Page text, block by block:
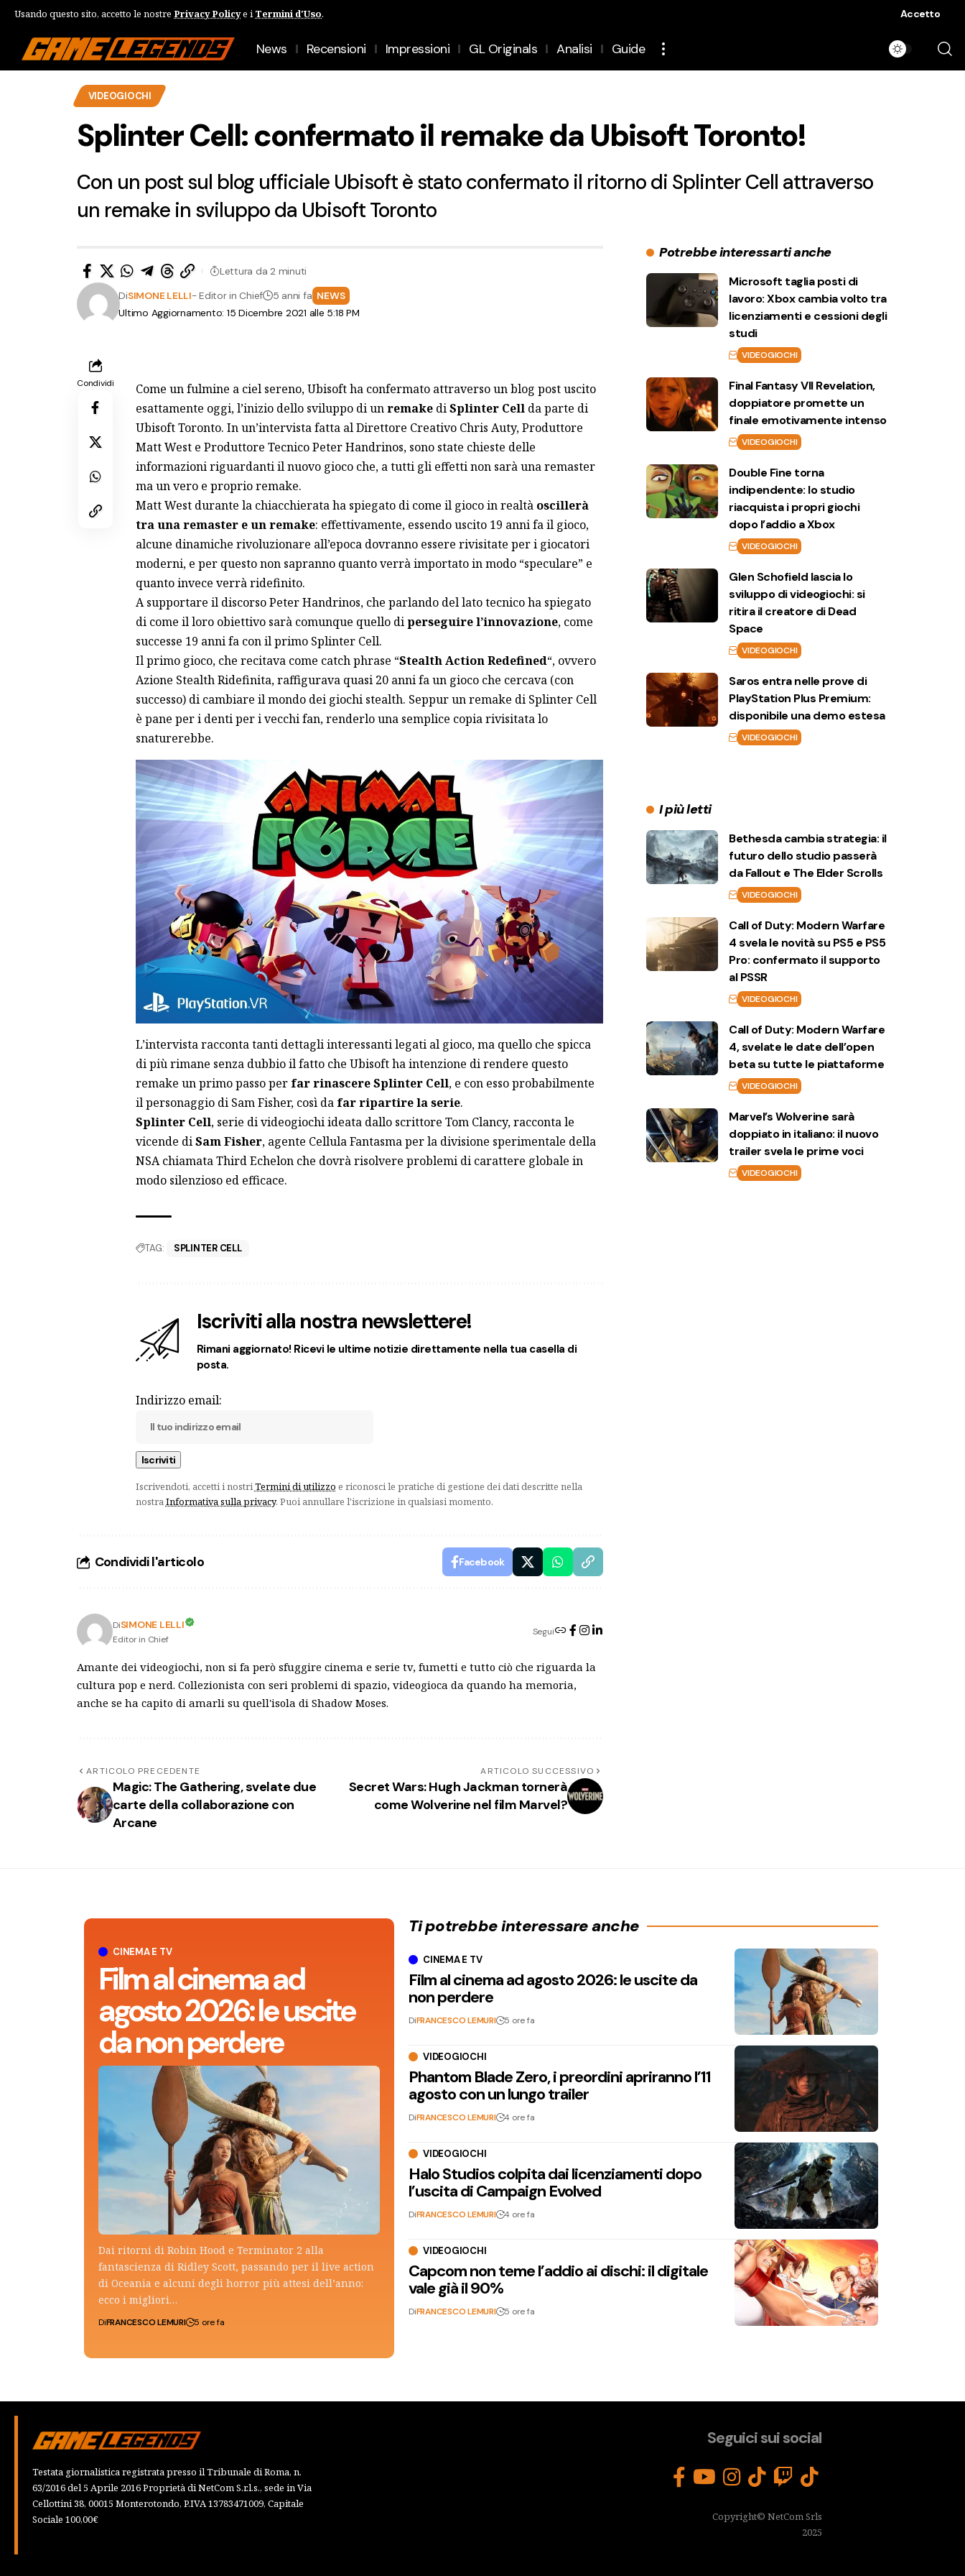
Usando questo sito, accetto le nostre Privacy Policye i Termini d'Uso. Accetto
News Recensioni Impressioni GL Originals Analisi Guide
VIDEOGIOCHI
Splinter Cell: confermato il remake da Ubisoft Toronto!
Con un post sul blog ufficiale Ubisoft è stato confermato il ritorno di Splinter Cell attraverso
un remake in sviluppo da Ubisoft Toronto
Ultimo Aggiornamento: 15 Dicembre 2021 alle 5:18 PM
DiSIMONE LELLI- Editor in Chief 5 anni fa NEWS
Lettura da 2 minuti
Condividi
Come un fulmine a ciel sereno, Ubisoft ha confermato attraverso un blog post uscito
esattamente oggi, l’inizio dello sviluppo di unremakediSplinter Cellda parte di
Ubisoft Toronto. In un’intervista fatta al Direttore Creativo Chris Auty, Produttore
Matt West e Produttore Tecnico Peter Handrinos, sono state chieste delle
informazioni riguardanti il nuovo gioco che, a tutti gli effetti non sarà una remaster
ma un vero e proprio remake.
Matt West durante la chiacchierata ha spiegato di come il gioco in realtà oscillerà
tra una remaster e un remake: effettivamente, essendo uscito 19 anni fa il gioco,
alcune dinamiche rivoluzionare all’epoca dovranno essere rivisitate per i giocatori
moderni, e per questo non sapranno quanto verrà importato in modo “speculare” e
quanto invece verrà ridefinito.
A supportare il discorso Peter Handrinos, che parlando del lato tecnico ha spiegato
di come il loro obiettivo sarà comunque quello diperseguire l’innovazione, come
successe 19 anni fa con il primo Splinter Cell.
Il primo gioco, che recitava come catch phrase “Stealth Action Redefined“, ovvero
Azione Stealth Ridefinita, raffigurava quasi 20 anni fa un gioco che cercava (con
successo) di cambiare il mondo dei giochi stealth. Seppur un remake di Splinter Cell
è pane per i denti per i vecchi fan, renderlo una semplice copia rivisitata lo
snaturerebbe.
L’intervistaracconta tanti dettagli interessanti legati al gioco, ma quello che spicca
di più rimane senza dubbio il fatto che Ubisoft ha intenzione di rendere questo
remake un primo passo per far rinascere Splinter Cell, e con esso probabilmente
il personaggio di Sam Fisher, così da far ripartire la serie.
Splinter Cell, serie di videogiochi ideata dallo scrittore Tom Clancy, racconta le
vicende diSam Fisher, agente Cellula Fantasma per la divisione sperimentale della
NSA chiamata Third Echelon che dovrà risolvere problemi di carattere globale in
modo silenzioso ed efficace.
TAG: SPLINTER CELL
Iscriviti alla nostra newslettere!
Rimani aggiornato! Ricevi le ultime notizie direttamente nella tua casella di
posta.
Indirizzo email:
Iscrivendoti, accetti i nostriTermini di utilizzo e riconosci le pratiche di gestione dei dati descritte nella
nostraInformativa sulla privacy. Puoi annullare l'iscrizione in qualsiasi momento.
Condividi l'articolo Facebook
DiSIMONE LELLI
Editor in Chief
Segui
Amante dei videogiochi, non si fa però sfuggire cinema e serie tv, fumetti e tutto ciò che riguarda la
cultura pop e nerd. Collezionista con seri problemi di spazio, videogioca da quando ha memoria,
anche se ha capito di amarli su quell'isola di Shadow Moses.
ARTICOLO PRECEDENTE
Magic: The Gathering, svelate due
carte della collaborazione con
Arcane
ARTICOLO SUCCESSIVO
Secret Wars: Hugh Jackman tornerà
come Wolverine nel film Marvel?
Potrebbe interessarti anche
Microsoft taglia posti di
lavoro: Xbox cambia volto tra
licenziamenti e cessioni degli
studi
VIDEOGIOCHI
Final Fantasy VII Revelation,
doppiatore promette un
finale emotivamente intenso
VIDEOGIOCHI
Double Fine torna
indipendente: lo studio
riacquista i propri giochi
dopo l’addio a Xbox
VIDEOGIOCHI
Glen Schofield lascia lo
sviluppo di videogiochi: si
ritira il creatore di Dead
Space
VIDEOGIOCHI
Saros entra nelle prove di
PlayStation Plus Premium:
disponibile una demo estesa
VIDEOGIOCHI
I più letti
Bethesda cambia strategia: il
futuro dello studio passerà
da Fallout e The Elder Scrolls
VIDEOGIOCHI
Call of Duty: Modern Warfare
4 svela le novità su PS5 e PS5
Pro: confermato il supporto
al PSSR
VIDEOGIOCHI
Call of Duty: Modern Warfare
4, svelate le date dell’open
beta su tutte le piattaforme
VIDEOGIOCHI
Marvel’s Wolverine sarà
doppiato in italiano: il nuovo
trailer svela le prime voci
VIDEOGIOCHI
CINEMA E TV
Film al cinema ad
agosto 2026: le uscite
da non perdere
Dai ritorni di Robin Hood e Terminator 2 alla
fantascienza di Ridley Scott, passando per il live action
di Oceania e alcuni degli horror più attesi dell’anno:
ecco i migliori…
DiFRANCESCO LEMURI 5 ore fa
Ti potrebbe interessare anche
CINEMA E TV
Film al cinema ad agosto 2026: le uscite da
non perdere
DiFRANCESCO LEMURI 5 ore fa
VIDEOGIOCHI
Phantom Blade Zero, i preordini apriranno l’11
agosto con un lungo trailer
DiFRANCESCO LEMURI 4 ore fa
VIDEOGIOCHI
Halo Studios colpita dai licenziamenti dopo
l’uscita di Campaign Evolved
DiFRANCESCO LEMURI 4 ore fa
VIDEOGIOCHI
Capcom non teme l’addio ai dischi: il digitale
vale già il 90%
DiFRANCESCO LEMURI 5 ore fa
Testata giornalistica registrata presso il Tribunale di Roma, n.
63/2016 del 5 Aprile 2016 Proprietà di NetCom S.r.l.s., sede in Via
Cellottini 38, 00015 Monterotondo, P.IVA 13783471009, Capitale
Sociale 100,00€
Seguici sui social
Copyright© NetCom Srls
2025